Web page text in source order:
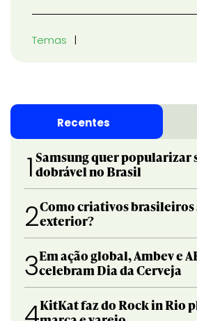
Temas
Recentes
1 Samsung quer popularizar
dobrável no Brasil
2Como criativos brasileiros
exterior?
3Em ação global, Ambev e
celebram Dia da Cerveja
KitKat faz do Rock in Rio